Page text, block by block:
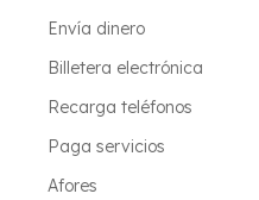
Envía dinero
Billetera electrónica
Recarga teléfonos
Paga servicios
Afores